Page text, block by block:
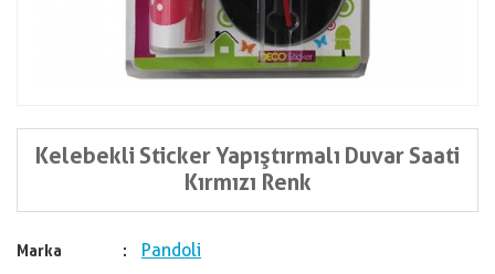
Kelebekli Sticker Yapıştırmalı Duvar Saati
Kırmızı Renk
Marka Pandoli